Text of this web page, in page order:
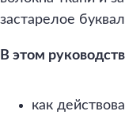
застарелое
В этом
как